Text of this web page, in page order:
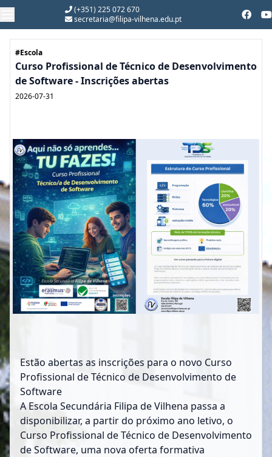
(+351) 225 072 670
secretaria@filipa-vilhena.edu.pt
#Escola
Curso Profissional de Técnico de Desenvolvimento
de Software - Inscrições abertas
2026-07-31
Estão abertas as inscrições para o novo Curso
Profissional de Técnico de Desenvolvimento de
Software
A Escola Secundária Filipa de Vilhena passa a
disponibilizar, a partir do próximo ano letivo, o
Curso Profissional de Técnico de Desenvolvimento
de Software, uma nova oferta formativa